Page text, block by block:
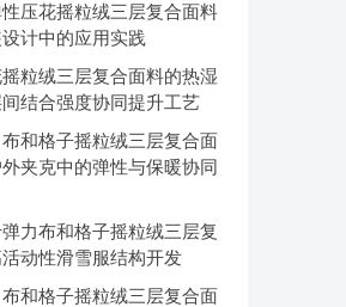
压花摇粒绒三层复合面料
计中的应用实践
粒绒三层复合面料的热湿
结合强度协同提升工艺
和格子摇粒绒三层复合面
夹克中的弹性与保暖协同
力布和格子摇粒绒三层复
动性滑雪服结构开发
和格子摇粒绒三层复合面